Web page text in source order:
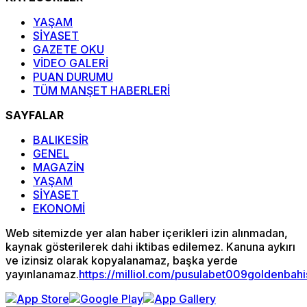
YAŞAM
SİYASET
GAZETE OKU
VİDEO GALERİ
PUAN DURUMU
TÜM MANŞET HABERLERİ
SAYFALAR
BALIKESİR
GENEL
MAGAZİN
YAŞAM
SİYASET
EKONOMİ
Web sitemizde yer alan haber içerikleri izin alınmadan,
kaynak gösterilerek dahi iktibas edilemez. Kanuna aykırı
ve izinsiz olarak kopyalanamaz, başka yerde
yayınlanamaz.https://milliol.com/pusulabet009